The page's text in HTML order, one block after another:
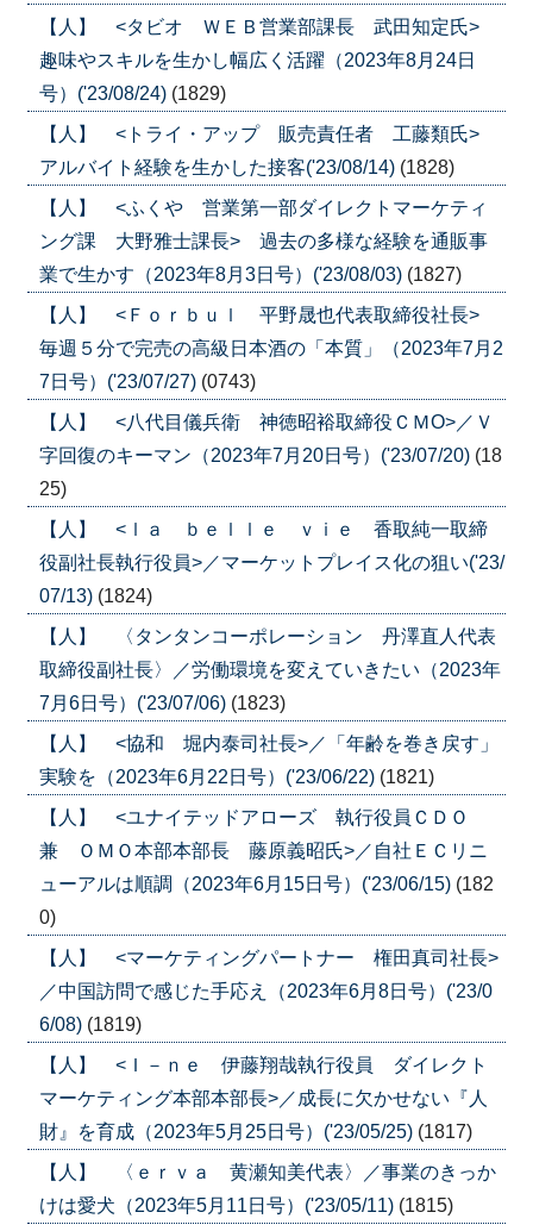
【人】 <タビオ ＷＥＢ営業部課長 武田知定氏>
趣味やスキルを生かし幅広く活躍（2023年8月24日
号）('23/08/24) (1829)
【人】 <トライ・アップ 販売責任者 工藤類氏>
アルバイト経験を生かした接客('23/08/14) (1828)
【人】 <ふくや 営業第一部ダイレクトマーケティ
ング課 大野雅士課長> 過去の多様な経験を通販事
業で生かす（2023年8月3日号）('23/08/03) (1827)
【人】 <Ｆｏｒｂｕｌ 平野晟也代表取締役社長>
毎週５分で完売の高級日本酒の「本質」（2023年7月2
7日号）('23/07/27) (0743)
【人】 <八代目儀兵衛 神徳昭裕取締役ＣＭО>／Ｖ
字回復のキーマン（2023年7月20日号）('23/07/20) (18
25)
【人】 <ｌａ ｂｅｌｌｅ ｖｉｅ 香取純一取締
役副社長執行役員>／マーケットプレイス化の狙い('23/
07/13) (1824)
【人】 〈タンタンコーポレーション 丹澤直人代表
取締役副社長〉／労働環境を変えていきたい（2023年
7月6日号）('23/07/06) (1823)
【人】 <協和 堀内泰司社長>／「年齢を巻き戻す」
実験を（2023年6月22日号）('23/06/22) (1821)
【人】 <ユナイテッドアローズ 執行役員ＣＤＯ
兼 ＯＭＯ本部本部長 藤原義昭氏>／自社ＥＣリニ
ューアルは順調（2023年6月15日号）('23/06/15) (182
0)
【人】 <マーケティングパートナー 権田真司社長>
／中国訪問で感じた手応え（2023年6月8日号）('23/0
6/08) (1819)
【人】 <Ｉ－ｎｅ 伊藤翔哉執行役員 ダイレクト
マーケティング本部本部長>／成長に欠かせない『人
財』を育成（2023年5月25日号）('23/05/25) (1817)
【人】 〈ｅｒｖａ 黄瀬知美代表〉／事業のきっか
けは愛犬（2023年5月11日号）('23/05/11) (1815)